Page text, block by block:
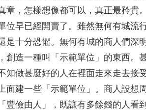
，怎樣想像都可以，真正最矜貴。
位早已經開賣了。雖然無何有城流
是十分恐懼。無何有城的商人們深
創造一種叫「示範單位」的東西。
知做甚麼好的人在裡面走來走去接
面建一些「示範單位」。商人設想
豐儉由人」，既讓有多餘錢的人看